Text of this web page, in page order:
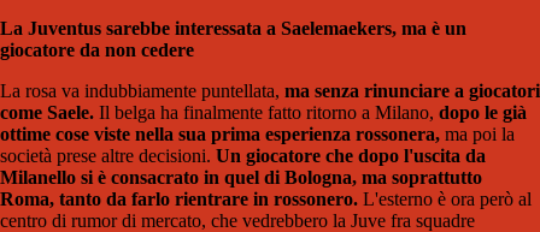
La Juventus sarebbe interessata a Saelemaekers, ma è un
giocatore da non cedere
La rosa va indubbiamente puntellata, ma senza rinunciare a giocatori
come Saele. Il belga ha finalmente fatto ritorno a Milano, dopo le già
ottime cose viste nella sua prima esperienza rossonera, ma poi la
società prese altre decisioni. Un giocatore che dopo l'uscita da
Milanello si è consacrato in quel di Bologna, ma soprattutto
Roma, tanto da farlo rientrare in rossonero. L'esterno è ora però al
centro di rumor di mercato, che vedrebbero la Juve fra squadre